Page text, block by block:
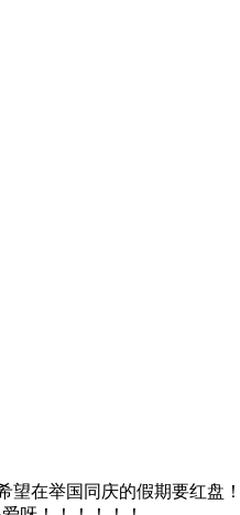
望在举国同庆的假期要红盘